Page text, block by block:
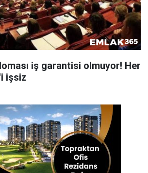
iş garantisi olmuyor! Her
işsiz